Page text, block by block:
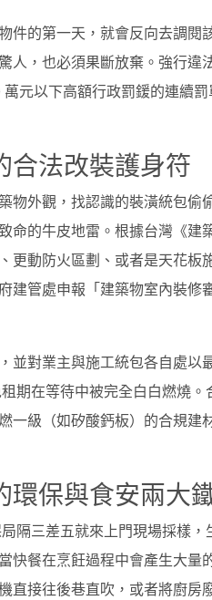
件的第一天，就會反向去調閱
人，也必須果斷放棄。強行違
元以下高額行政罰鍰的連續
合法改裝護身符
物外觀，找認識的裝潢統包偷
命的牛皮地雷。根據台灣《建
更動防火區劃、或者是天花板
建管處申報「建築物室內裝修
並對業主與施工統包各自處以
期在等待中被完全白白燃燒。
一級（如矽酸鈣板）的合規建
環保與食安兩大
隔三差五就來上門現場採樣，
快餐在烹飪過程中會產生大量
直接往後巷直吹，或者將廚房